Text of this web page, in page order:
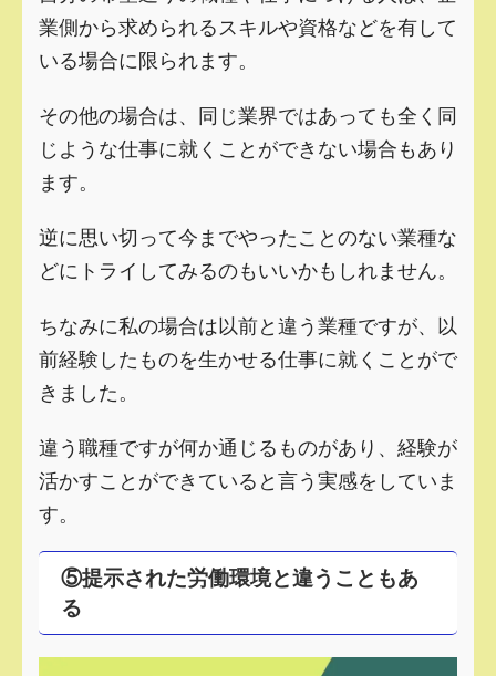
業側から求められるスキルや資格などを有して
いる場合に限られます。
その他の場合は、同じ業界ではあっても全く同
じような仕事に就くことができない場合もあり
ます。
逆に思い切って今までやったことのない業種な
どにトライしてみるのもいいかもしれません。
ちなみに私の場合は以前と違う業種ですが、以
前経験したものを生かせる仕事に就くことがで
きました。
違う職種ですが何か通じるものがあり、経験が
活かすことができていると言う実感をしていま
す。
⑤提示された労働環境と違うこともあ
る